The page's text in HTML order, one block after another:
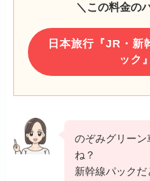
＼この料金の
日本旅行『JR・新
ック』
のぞみグリー
ね？
新幹線パックだ